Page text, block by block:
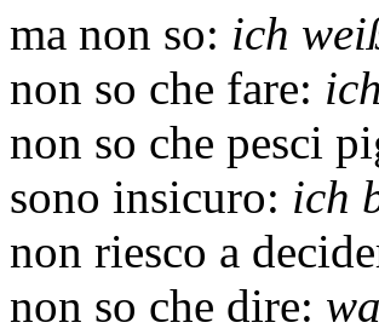
ma non so: ich
non so che fare:
non so che pesci
sono insicuro: ich
non riesco a
non so che dire: